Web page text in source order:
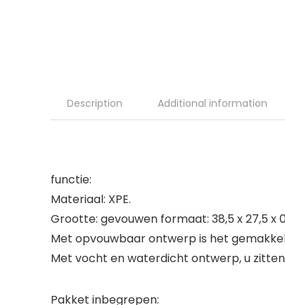
Description Additional information
functie:
Materiaal: XPE.
Grootte: gevouwen formaat: 38,5 x 27,5 x
Met opvouwbaar ontwerp is het
Met vocht en waterdicht ontwerp, u
Pakket inbegrepen: